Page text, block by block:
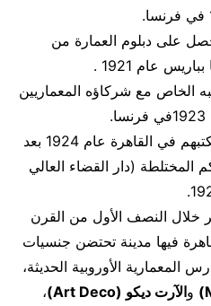
على دبلوم العمارة من
عام 1921 .
الخاص مع شركاؤه المعماريين
ثم افتتح الثلاثي المعماري مكتبهم في القاهرة عام 1924 بعد
المختلطة (دار القضاء العالي
النصف الأول من القرن
فيها مدينة تحتضن جنسيات
المعمارية الأوروبية الحديثة،
والآرت ديكو (Art Deco)
،